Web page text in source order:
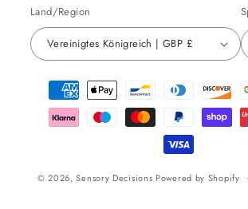
Land/Region
Vereinigtes Königreich | GBP £
Zahlungsmethoden
© 2026,Sensory Decisions Powered by Shopify